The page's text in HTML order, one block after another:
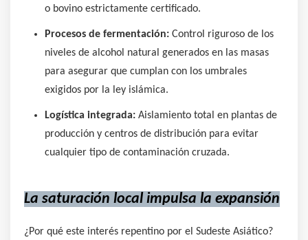
o bovino estrictamente certificado.
Procesos de fermentación: Control riguroso de los
niveles de alcohol natural generados en las masas
para asegurar que cumplan con los umbrales
exigidos por la ley islámica.
Logística integrada: Aislamiento total en plantas de
producción y centros de distribución para evitar
cualquier tipo de contaminación cruzada.
La saturación local impulsa la expansión
¿Por qué este interés repentino por el Sudeste Asiático?